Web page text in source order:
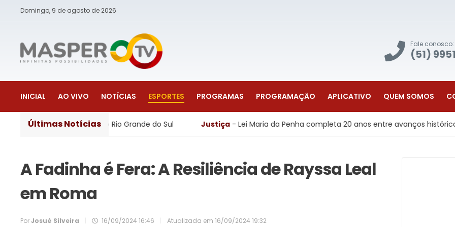
Domingo, 9 de agosto de 2026
Fale conosco:
(51)
INICIAL AO VIVO NOTÍCIAS ESPORTES PROGRAMAS PROGRAMAÇÃO APLICATIVO QUEM SOMOS
Últimas Notícias
do Rio Grande do Sul Justiça- Lei Maria da Penha completa 20 anos entre avanços históricos e desafios
A Fadinha é Fera: A Resiliência de Rayssa Leal
em Roma
PorJosué Silveira 16/09/2024 16:46 Atualizada em 16/09/2024 19:32